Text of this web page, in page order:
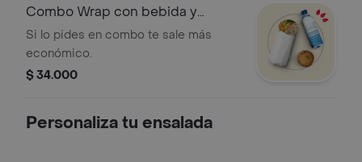
Combo Wrap con bebida y
postre
Si lo pides en combo te sale más
económico.
$ 34.000
Personaliza tu ensalada